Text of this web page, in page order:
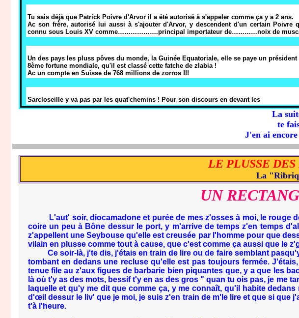
Tu sais déjà que Patrick Poivre d'Arvor il a été autorisé à s'appeler comme ça y a 2 ans.
Ac son frère, autorisé lui aussi à s'ajouter d'Arvor, y descendent d'un certain Poivre
connu sous Louis XV comme……………….principal importateur de…………noix de
Un des pays les pluss pôves du monde, la Guinée Equatoriale, elle se paye un président
8ème fortune mondiale, qu'il est classé cette fatche de zlabia !
Ac un compte en Suisse de 768 millions de zorros !!!
Sarcloseille y va pas par les quat'chemins ! Pour son discours en devant les
La
te
J'en ai
LE PLUSSE
La
UN
L'aut' soir, diocamadone et purée de mes z'osses à moi, le rouge
coire un peu à Bône dessur le port, y m'arrive de temps z'en temps
z'appellent une Seybouse qu'elle est creusée par l'homme pour que
vilain en plusse comme tout à cause, que c'est comme ça aussi que le
Ce soir-là, j'te dis, j'étais en train de lire ou de faire semblant
tombant en dedans une recluse qu'elle est pas toujours fermée.
tenue file au z'aux figues de barbarie bien piquantes que, y a que les
là où t'y as des mots, bessif t'y en as des gros " quan tu ois pas, je me
laquelle et qu'y me dit que comme ça, y me connaît, qu'il habite
d'œil dessur le liv' que je moi, je suis z'en train de m'le lire et que si que
t'à l'heure.